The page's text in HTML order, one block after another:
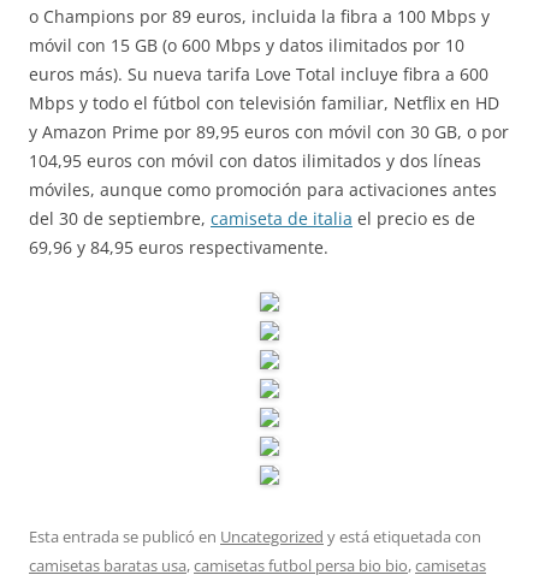
o Champions por 89 euros, incluida la fibra a 100 Mbps y
móvil con 15 GB (o 600 Mbps y datos ilimitados por 10
euros más). Su nueva tarifa Love Total incluye fibra a 600
Mbps y todo el fútbol con televisión familiar, Netflix en HD
y Amazon Prime por 89,95 euros con móvil con 30 GB, o por
104,95 euros con móvil con datos ilimitados y dos líneas
móviles, aunque como promoción para activaciones antes
del 30 de septiembre, camiseta de italia el precio es de
69,96 y 84,95 euros respectivamente.
Esta entrada se publicó en Uncategorized y está etiquetada con
camisetas baratas usa,camisetas futbol persa bio bio,camisetas